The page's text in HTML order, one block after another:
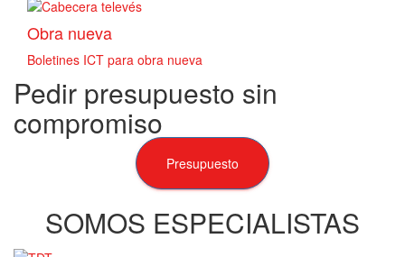
Obra nueva
Boletines ICT para obra nueva
Pedir presupuesto sin
compromiso
Presupuesto
SOMOS ESPECIALISTAS